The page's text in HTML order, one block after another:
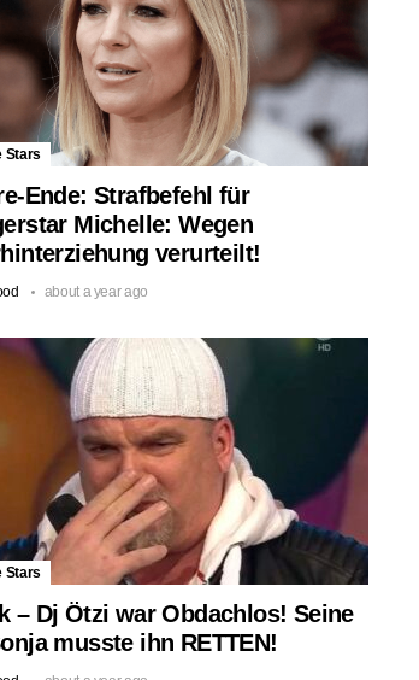
Stars
Ende: Strafbefehl für
Michelle: Wegen
verurteilt!
about a year ago
Stars
– Dj Ötzi war Obdachlos! Seine
musste ihn RETTEN!